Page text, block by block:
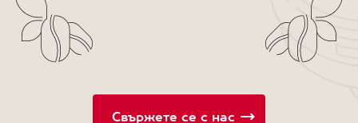
Свържете се с нас